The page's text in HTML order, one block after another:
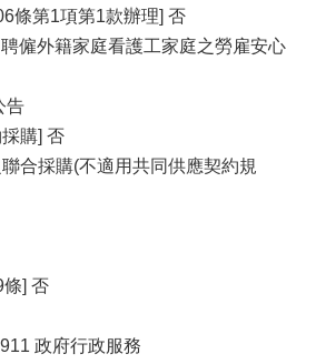
條第1項第1款辦理] 否
僱外籍家庭看護工家庭之勞雇安心
告
購] 否
合採購(不適用共同供應契約規
條] 否
政府行政服務